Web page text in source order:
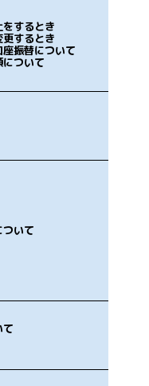
をするとき
更するとき
振替について
について
ついて
て